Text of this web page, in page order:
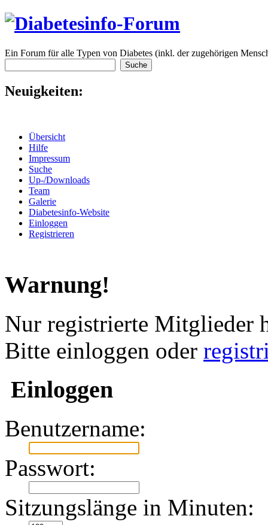
Ein Forum für alle Typen von Diabetes (inkl. der zugehörigen
Neuigkeiten:
Übersicht
Hilfe
Impressum
Suche
Up-/Downloads
Team
Galerie
Diabetesinfo-Website
Einloggen
Registrieren
Warnung!
Nur registrierte Mitglieder
Bitte einloggen oder
Einloggen
Benutzername:
Passwort:
Sitzungslänge in Minuten: